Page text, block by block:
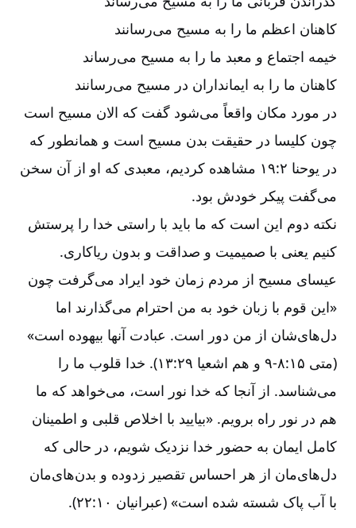
کاهنان اعظم ما را به مسیح می‌‌رسانند
خیمه اجتماع و معبد ما را به مسیح می‌‌رساند
کاهنان ما را به ایمانداران در مسیح می‌‌رسانند
در مورد مکان واقعاً می‌‌شود گفت که الان مسیح است
چون کلیسا در حقیقت بدن مسیح است و همانطور که
در یوحنا ۲‏:‏۱۹ مشاهده کردیم، معبدی که او از آن سخن
می‌‌گفت پیکر خودش بود.
نکته دوم این است که ما باید با راستی خدا را پرستش
کنیم یعنی با صمیمیت و صداقت و بدون ریاکاری.
عیسای مسیح از مردم زمان خود ایراد می‌‌گرفت چون
«این قوم با زبان خود به من احترام می‌‌گذارند اما
دل‌‌های‌‌شان از من دور است. عبادت آنها بیهوده است»
(متی ۱۵‏:‏۸‏-‏‏‏‏۹ و هم اشعیا ۲۹‏:‏۱۳). خدا قلوب ما را
می‌‌شناسد. از آنجا که خدا نور است، می‌‌خواهد که ما
هم در نور راه برویم. «بیایید با اخلاص قلبی و اطمینان
کامل ایمان به حضور خدا نزدیک شویم، در حالی که
دل‌‌های‌‌مان از هر احساس تقصیر زدوده و بدن‌‌های‌‌مان
با آب پاک شسته شده است» (عبرانیان ۱۰‏:‏۲۲).